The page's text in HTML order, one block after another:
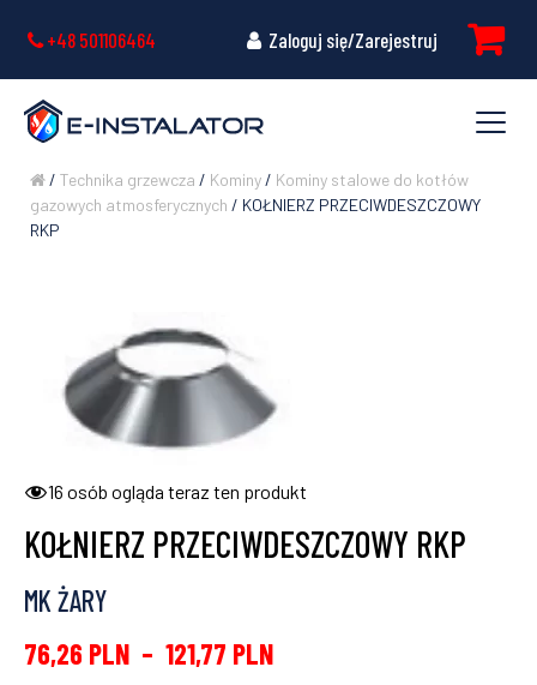
+48 501106464 Zaloguj się/Zarejestruj
/ Technika grzewcza / Kominy/ Kominy stalowe do kotłów
gazowych atmosferycznych / KOŁNIERZ PRZECIWDESZCZOWY
RKP
16 osób ogląda teraz ten produkt
KOŁNIERZ PRZECIWDESZCZOWY RKP
MK ŻARY
76,26 PLN – 121,77 PLN